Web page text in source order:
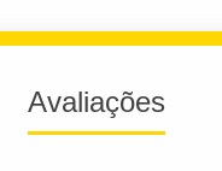
Avaliações